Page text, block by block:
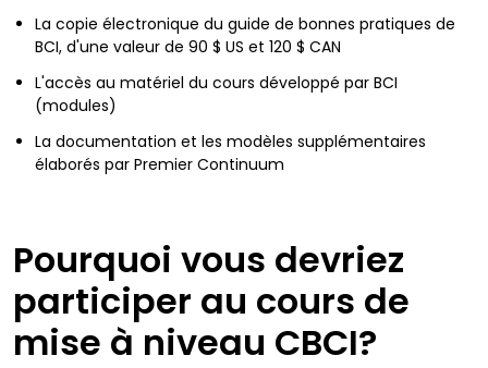
La copie électronique du guide de bonnes pratiques de
BCI, d'une valeur de 90 $ US et 120 $ CAN
L'accès au matériel du cours développé par BCI
(modules)
La documentation et les modèles supplémentaires
élaborés par Premier Continuum
Pourquoi vous devriez
participer au cours de
mise à niveau CBCI?